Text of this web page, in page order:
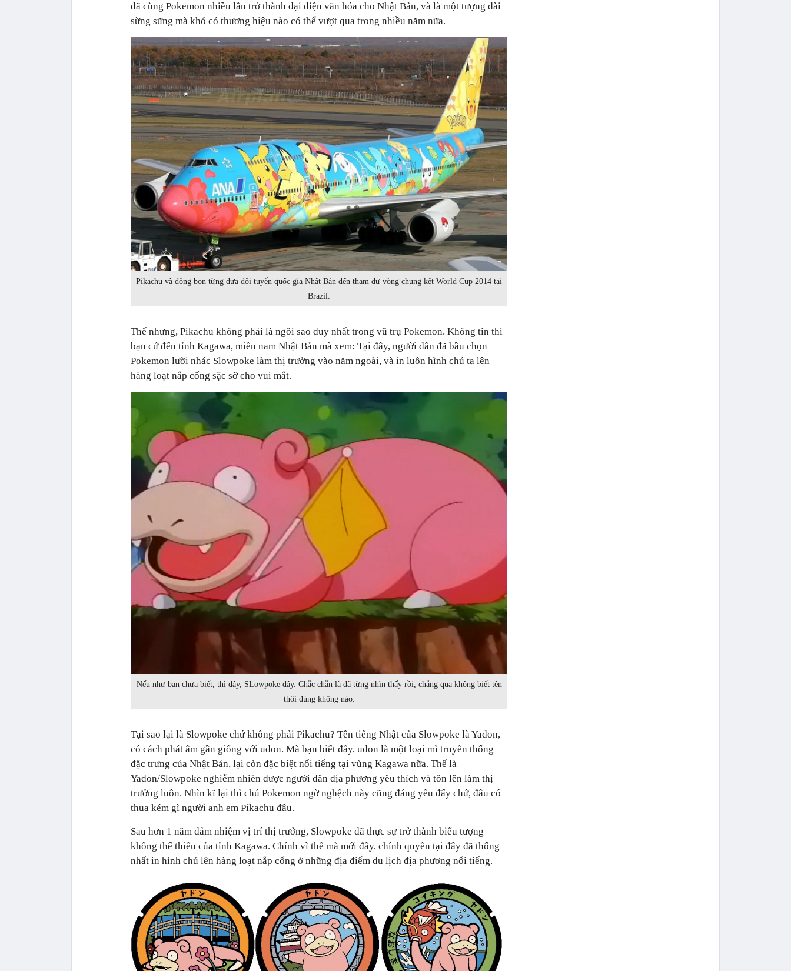
đã cùng Pokemon nhiều lần trở thành đại diện văn hóa cho Nhật Bản, và là một tượng đài
sừng sững mà khó có thương hiệu nào có thể vượt qua trong nhiều năm nữa.
Pikachu và đồng bọn từng đưa đội tuyển quốc gia Nhật Bản đến tham dự vòng chung kết World Cup 2014 tại
Brazil.
Thế nhưng, Pikachu không phải là ngôi sao duy nhất trong vũ trụ Pokemon. Không tin thì
bạn cứ đến tỉnh Kagawa, miền nam Nhật Bản mà xem: Tại đây, người dân đã bầu chọn
Pokemon lười nhác Slowpoke làm thị trưởng vào năm ngoài, và in luôn hình chú ta lên
hàng loạt nắp cống sặc sỡ cho vui mắt.
Nếu như bạn chưa biết, thì đây, SLowpoke đây. Chắc chắn là đã từng nhìn thấy rồi, chẳng qua không biết tên
thôi đúng không nào.
Tại sao lại là Slowpoke chứ không phải Pikachu? Tên tiếng Nhật của Slowpoke là Yadon,
có cách phát âm gần giống với udon. Mà bạn biết đấy, udon là một loại mì truyền thống
đặc trưng của Nhật Bản, lại còn đặc biệt nổi tiếng tại vùng Kagawa nữa. Thế là
Yadon/Slowpoke nghiễm nhiên được người dân địa phương yêu thích và tôn lên làm thị
trưởng luôn. Nhìn kĩ lại thì chú Pokemon ngờ nghệch này cũng đáng yêu đấy chứ, đâu có
thua kém gì người anh em Pikachu đâu.
Sau hơn 1 năm đảm nhiệm vị trí thị trưởng, Slowpoke đã thực sự trở thành biểu tượng
không thể thiếu của tỉnh Kagawa. Chính vì thế mà mới đây, chính quyền tại đây đã thống
nhất in hình chú lên hàng loạt nắp cống ở những địa điểm du lịch địa phương nổi tiếng.